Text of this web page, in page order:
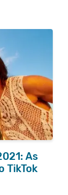
As
TikTok